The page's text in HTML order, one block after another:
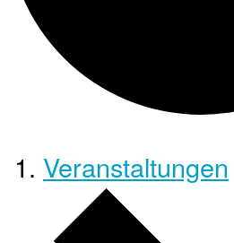
Veranstaltungen